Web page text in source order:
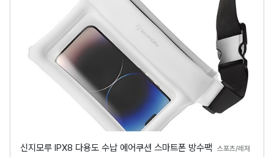
신지모루 IPX8 다용도 수납 에어쿠션 스마트폰 방수팩 스포츠/레저